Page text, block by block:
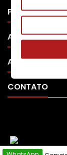
PRODUTOS
APOIO AO
A SUA CONTA
CONTATO